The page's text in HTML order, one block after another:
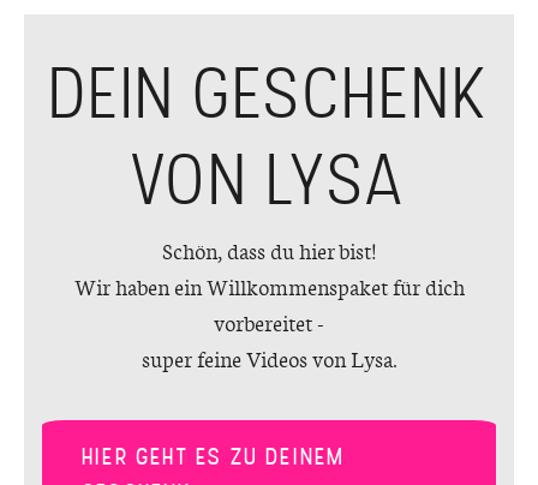
DEIN GESCHENK
VON LYSA
Schön, dass du hier bist!
Wir haben ein Willkommenspaket für dich
vorbereitet -
super feine Videos von Lysa.
HIER GEHT ES ZU DEINEM